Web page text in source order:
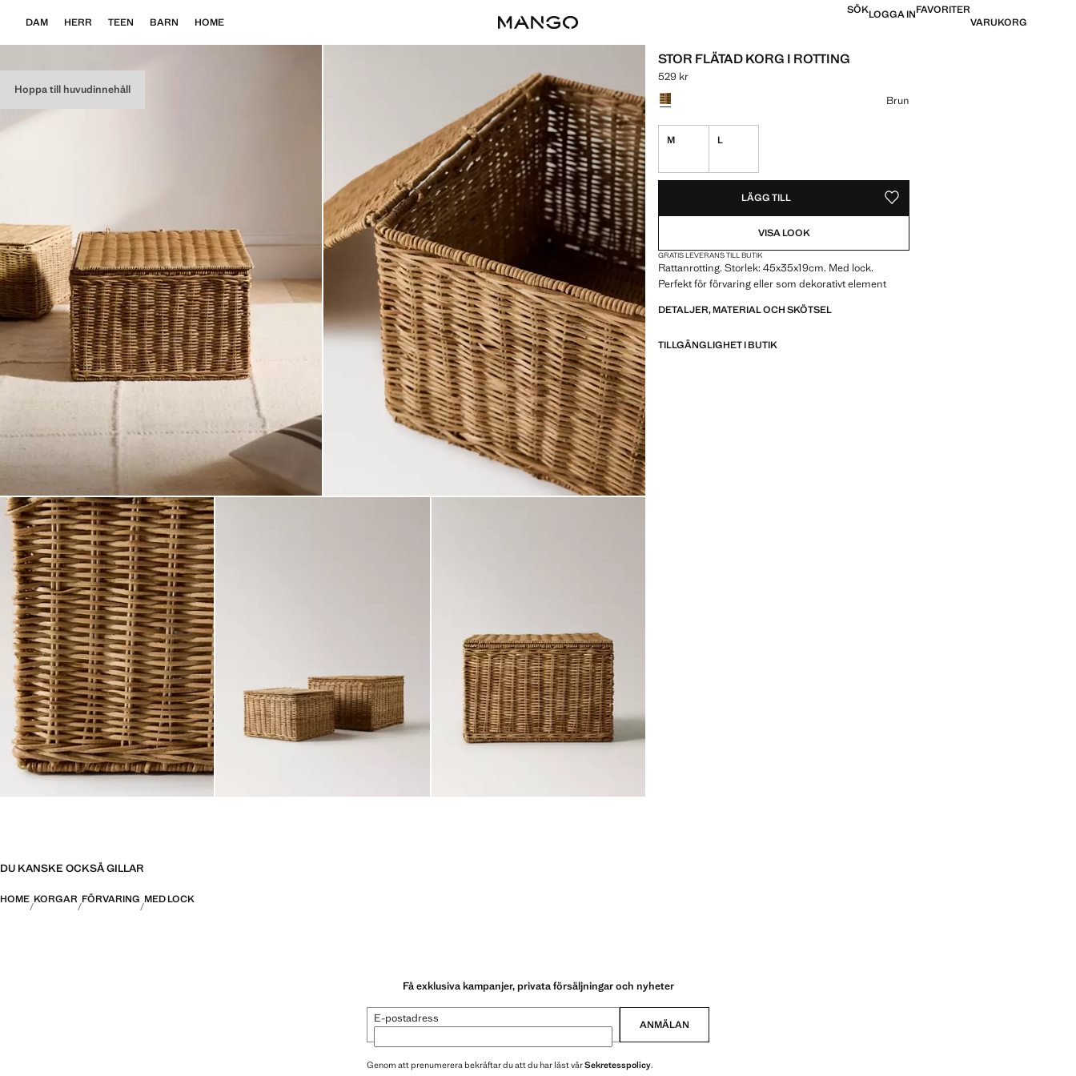
Hoppa till huvudinnehåll
DAM HERR TEEN BARN HOME
SÖKLOGGA INFAVORITER
VARUKORG
STOR FLÄTAD KORG I ROTTING
Gällande pris [529 kr ]
529 kr
Välj en färg
Brun
M L
LÄGG TILL SPARA SOM FAVORIT
VISA LOOK
GRATIS LEVERANS TILL BUTIK
Rattanrotting. Storlek: 45x35x19cm. Med lock.
Perfekt för förvaring eller som dekorativt element
DETALJER, MATERIAL OCH SKÖTSEL
TILLGÄNGLIGHET I BUTIK
DU KANSKE OCKSÅ GILLAR
HOME KORGAR FÖRVARING MED LOCK
Få exklusiva kampanjer, privata försäljningar och nyheter
E-postadress ANMÄLAN
Genom att prenumerera bekräftar du att du har läst vårSekretesspolicy.